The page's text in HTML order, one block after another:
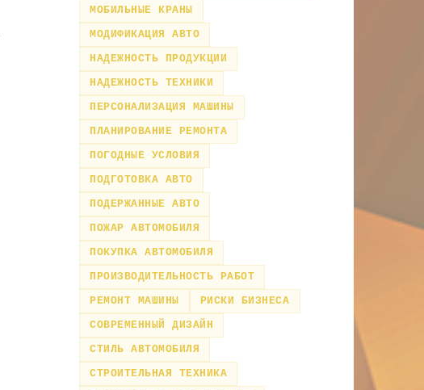
МОБИЛЬНЫЕ КРАНЫ
МОДИФИКАЦИЯ АВТО
НАДЕЖНОСТЬ ПРОДУКЦИИ
НАДЕЖНОСТЬ ТЕХНИКИ
ПЕРСОНАЛИЗАЦИЯ МАШИНЫ
ПЛАНИРОВАНИЕ РЕМОНТА
ПОГОДНЫЕ УСЛОВИЯ
ПОДГОТОВКА АВТО
ПОДЕРЖАННЫЕ АВТО
ПОЖАР АВТОМОБИЛЯ
ПОКУПКА АВТОМОБИЛЯ
ПРОИЗВОДИТЕЛЬНОСТЬ РАБОТ
РЕМОНТ МАШИНЫ
РИСКИ БИЗНЕСА
СОВРЕМЕННЫЙ ДИЗАЙН
СТИЛЬ АВТОМОБИЛЯ
СТРОИТЕЛЬНАЯ ТЕХНИКА